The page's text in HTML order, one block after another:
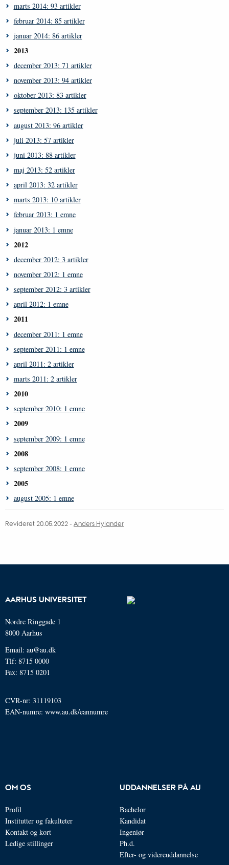
marts 2014: 93 artikler
februar 2014: 85 artikler
januar 2014: 86 artikler
2013
december 2013: 71 artikler
november 2013: 94 artikler
oktober 2013: 83 artikler
september 2013: 135 artikler
august 2013: 96 artikler
juli 2013: 57 artikler
juni 2013: 88 artikler
maj 2013: 52 artikler
april 2013: 32 artikler
marts 2013: 10 artikler
februar 2013: 1 emne
januar 2013: 1 emne
2012
december 2012: 3 artikler
november 2012: 1 emne
september 2012: 3 artikler
april 2012: 1 emne
2011
december 2011: 1 emne
september 2011: 1 emne
april 2011: 2 artikler
marts 2011: 2 artikler
2010
september 2010: 1 emne
2009
september 2009: 1 emne
2008
september 2008: 1 emne
2005
august 2005: 1 emne
Revideret 20.05.2022 - Anders Hylander
AARHUS UNIVERSITET
Nordre Ringgade 1
8000 Aarhus
Email: au@au.dk
Tlf: 8715 0000
Fax: 8715 0201
CVR-nr: 31119103
EAN-numre: www.au.dk/eannumre
OM OS
Profil
Institutter og fakulteter
Kontakt og kort
Ledige stillinger
UDDANNELSER PÅ AU
Bachelor
Kandidat
Ingeniør
Ph.d.
Efter- og videreuddannelse